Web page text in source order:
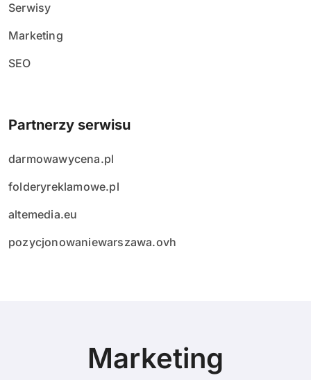
Serwisy
Marketing
SEO
Partnerzy serwisu
darmowawycena.pl
folderyreklamowe.pl
altemedia.eu
pozycjonowaniewarszawa.ovh
Marketing